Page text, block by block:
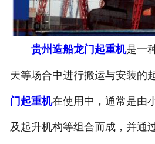
贵州
贵州
贵州
贵州造船龙门起重机是一
天等场合中进行搬运与安装的
门起重机在使用中，通常是由
及起升机构等组合而成，并通